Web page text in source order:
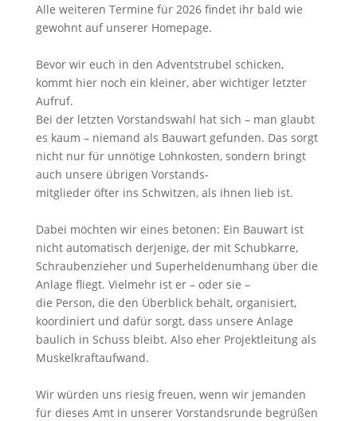
Alle weiteren Termine für 2026 findet ihr bald wie
gewohnt auf unserer Homepage.
Bevor wir euch in den Adventstrubel schicken,
kommt hier noch ein kleiner, aber wichtiger letzter
Aufruf.
Bei der letzten Vorstandswahl hat sich – man glaubt
es kaum – niemand als Bauwart gefunden. Das sorgt
nicht nur für unnötige Lohnkosten, sondern bringt
auch unsere übrigen Vorstands-
mitglieder öfter ins Schwitzen, als ihnen lieb ist.
Dabei möchten wir eines betonen: Ein Bauwart ist
nicht automatisch derjenige, der mit Schubkarre,
Schraubenzieher und Superheldenumhang über die
Anlage fliegt. Vielmehr ist er – oder sie –
die Person, die den Überblick behält, organisiert,
koordiniert und dafür sorgt, dass unsere Anlage
baulich in Schuss bleibt. Also eher Projektleitung als
Muskelkraftaufwand.
Wir würden uns riesig freuen, wenn wir jemanden
für dieses Amt in unserer Vorstandsrunde begrüßen